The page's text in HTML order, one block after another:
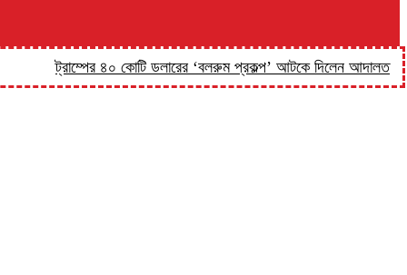
ট্রাম্পের ৪০ কোটি ডলারের ‘বলরুম প্রকল্প’ আটকে দিলেন আদালত ‘কিসের